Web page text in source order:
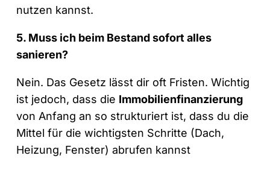
nutzen kannst.
5. Muss ich beim Bestand sofort alles
sanieren?
Nein. Das Gesetz lässt dir oft Fristen. Wichtig
ist jedoch, dass die Immobilienfinanzierung
von Anfang an so strukturiert ist, dass du die
Mittel für die wichtigsten Schritte (Dach,
Heizung, Fenster) abrufen kannst